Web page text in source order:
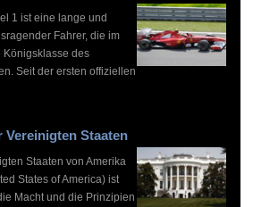
1 ist eine lange und
Fahrer, die im
Königsklasse des
Seit der ersten offiziellen
Vereinigten Staaten
Staaten von Amerika
States of America) ist
Macht und die Prinzipien